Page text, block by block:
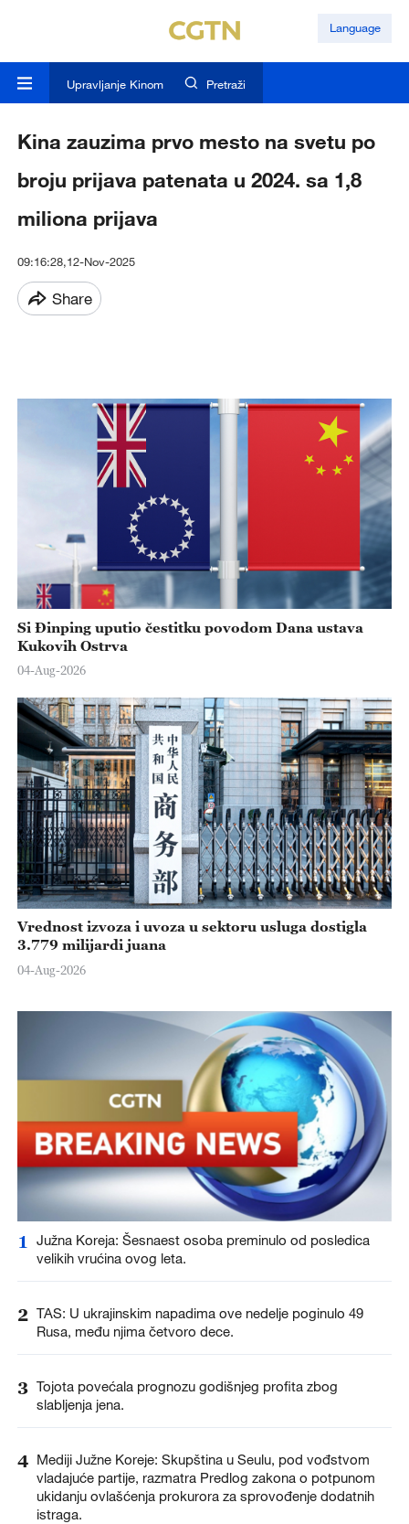
Language
Upravljanje Kinom Pretraži
Kina zauzima prvo mesto na svetu po
broju prijava patenata u 2024. sa 1,8
miliona prijava
09:16:28,12-Nov-2025
Share
Si Đinping uputio čestitku povodom Dana ustava
Kukovih Ostrva
04-Aug-2026
Vrednost izvoza i uvoza u sektoru usluga dostigla
3.779 milijardi juana
04-Aug-2026
1
Južna Koreja: Šesnaest osoba preminulo od posledica
velikih vrućina ovog leta.
2 TAS: U ukrajinskim napadima ove nedelje poginulo 49
Rusa, među njima četvoro dece.
3 Tojota povećala prognozu godišnjeg profita zbog
slabljenja jena.
4 Mediji Južne Koreje: Skupština u Seulu, pod vođstvom
vladajuće partije, razmatra Predlog zakona o potpunom
ukidanju ovlašćenja prokurora za sprovođenje dodatnih
istraga.